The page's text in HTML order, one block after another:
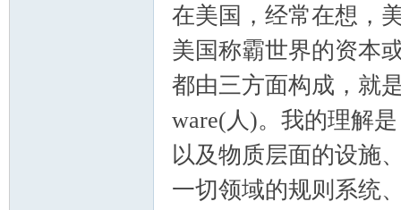
在美国，经常在想，
美国称霸世界的资本
都由三方面构成，就
ware(人)。我的理解
以及物质层面的设施
一切领域的规则系统